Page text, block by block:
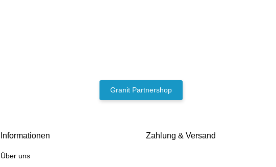
Granit Partnershop
Informationen
Über uns
Zahlung & Versand